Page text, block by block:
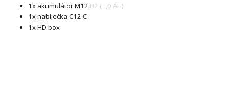
1x akumulátor M12 B2 (2,0 AH)
1x nabíječka C12 C
1x HD box